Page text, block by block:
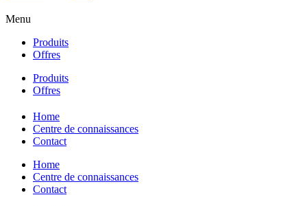
Menu
Produits
Offres
Produits
Offres
Home
Centre de connaissances
Contact
Home
Centre de connaissances
Contact